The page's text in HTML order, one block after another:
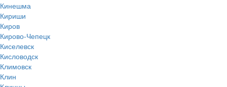
Кинешма
Кириши
Киров
Кирово-Чепецк
Киселевск
Кисловодск
Климовск
Клин